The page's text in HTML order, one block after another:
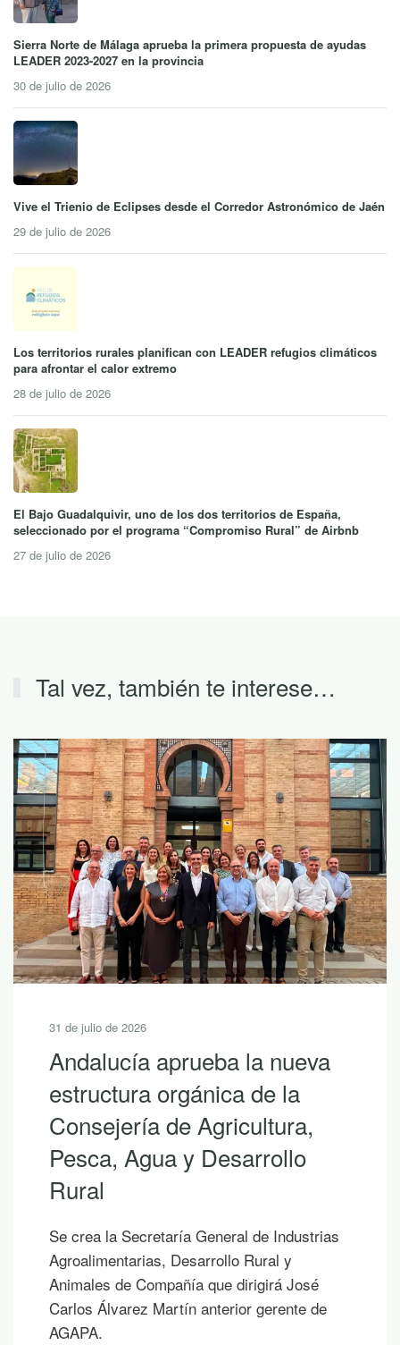
Sierra Norte de Málaga aprueba la primera propuesta de ayudas
LEADER 2023-2027 en la provincia
30 de julio de 2026
Vive el Trienio de Eclipses desde el Corredor Astronómico de Jaén
29 de julio de 2026
Los territorios rurales planifican con LEADER refugios climáticos
para afrontar el calor extremo
28 de julio de 2026
El Bajo Guadalquivir, uno de los dos territorios de España,
seleccionado por el programa “Compromiso Rural” de Airbnb
27 de julio de 2026
Tal vez, también te interese…
31 de julio de 2026
Andalucía aprueba la nueva
estructura orgánica de la
Consejería de Agricultura,
Pesca, Agua y Desarrollo
Rural
Se crea la Secretaría General de Industrias
Agroalimentarias, Desarrollo Rural y
Animales de Compañía que dirigirá José
Carlos Álvarez Martín anterior gerente de
AGAPA.